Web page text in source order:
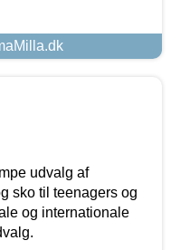
udvalg af
sko til teenagers og
og internationale